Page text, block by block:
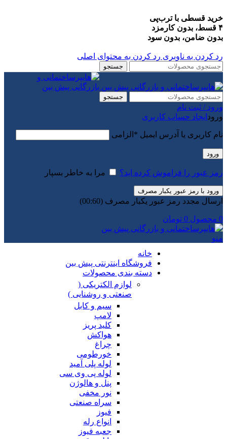
خرید قسطی با ترب‌پی
۴ قسط، بدون کارمزد
بدون ضامن، بدون سود
رد کردن به ناوبری رد کردن به محتوای اصلی
جستجو
جستجو
ورود / ثبت نام
ورود ایجاد حساب کاربری
نام کاربری یا آدرس ایمیل * الزامی
ورود
رمز عبور را فراموش کرده اید؟ مرا به خاطر بسپار
ورود با رمز عبور یکبار مصرف
ارسال مجدد رمز عبور یکبار مصرف (00:
60
)
0 محصول 0 تومان
منو
خانه
فروشگاه اینترنتی پیش بین
دسته بندی محصولات
لوازم الکتریکی (
صنعتی و روشنایی )
سیم و کابل
لامپ
کلید پریز
هواکش
چراغ
خورطومی
لوله پلی آمید
لوله پی وی سی
پنل و هالوژن
نور مخفی
سراه صنعتی
فیوز
انواع رله
جعبه فیوز